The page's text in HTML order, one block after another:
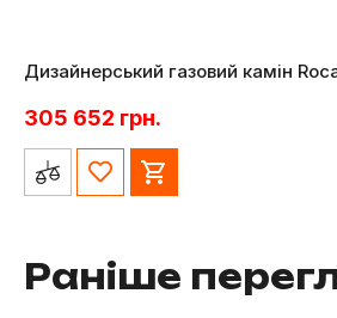
Дизайнерський газовий камін
305 652 грн.
Раніше